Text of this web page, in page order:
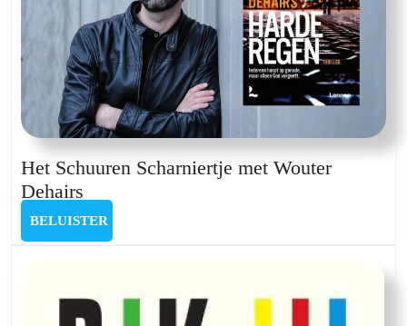
Het Schuuren Scharniertje met Wouter
Dehairs
Schuuren
Scharniertje
Dehairs
BELUISTER